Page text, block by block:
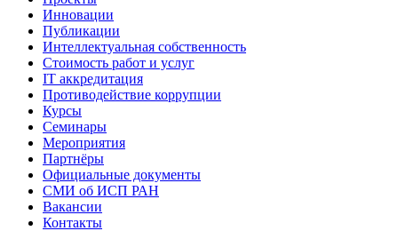
Инновации
Публикации
Интеллектуальная собственность
Стоимость работ и услуг
IT аккредитация
Противодействие коррупции
Курсы
Семинары
Мероприятия
Партнёры
Официальные документы
СМИ об ИСП РАН
Вакансии
Контакты